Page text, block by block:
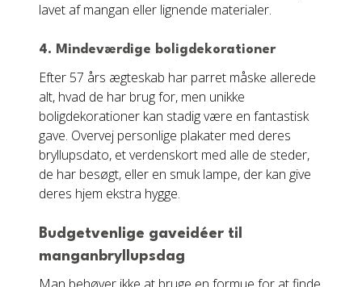
lavet af mangan eller lignende materialer.
4. Mindeværdige boligdekorationer
Efter 57 års ægteskab har parret måske allerede
alt, hvad de har brug for, men unikke
boligdekorationer kan stadig være en fantastisk
gave. Overvej personlige plakater med deres
bryllupsdato, et verdenskort med alle de steder,
de har besøgt, eller en smuk lampe, der kan give
deres hjem ekstra hygge.
Budgetvenlige gaveidéer til
manganbryllupsdag